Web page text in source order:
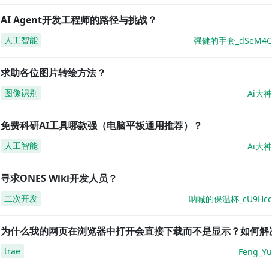
AI Agent开发工程师的路径与挑战？
人工智能 强健的手套_dSeM4C
求助各位图片转绘方法？
图像识别 Ai大神
免费科研AI工具哪款强（电脑平板通用推荐）？
人工智能 Ai大神
寻求ONES Wiki开发人员？
二次开发 呐喊的保温杯_cU9Hcc
为什么我的网页在浏览器中打开会直接下载而不是显示？如何解
trae Feng_Yu